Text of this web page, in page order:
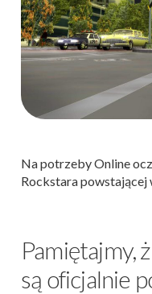
Na potrzeby Online
Rockstara powstającej
Pamiętajmy,
są oficjalnie